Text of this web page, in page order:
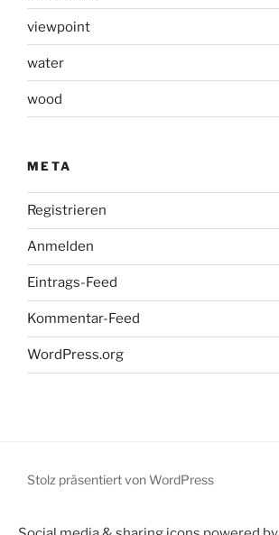
viewpoint
water
wood
META
Registrieren
Anmelden
Eintrags-Feed
Kommentar-Feed
WordPress.org
Stolz präsentiert von WordPress